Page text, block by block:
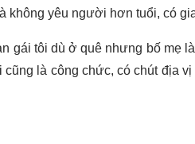
không yêu người hơn tuổi, có
gái tôi dù ở quê nhưng bố mẹ
cũng là công chức, có chút địa